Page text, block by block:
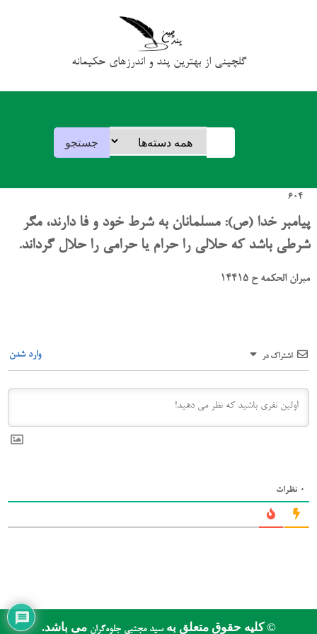
گلچینی از بهترین پند و اندرزهای حکیمانه
604
پیامبر خدا (ص): مسلمانان به شرط خود و فا دارند، مگر
شرطی باشد که حلالی را حرام یا حرامی را حلال گرداند.
مبران الحکمه ح 14415
اشتراک در وارد شدن
0 نظرات
© کلیه حقوق متعلق بهسید مجتبی جلوه‌گرانمی باشد.